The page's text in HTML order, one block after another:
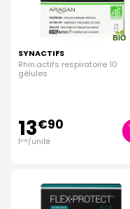
SYNACTIFS
Rhin.actifs respiratoire 10
gélules
13€90
1€39/unité